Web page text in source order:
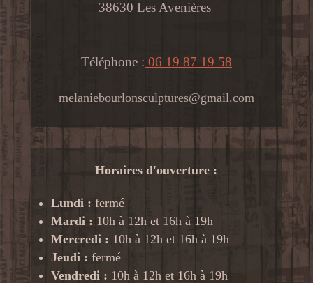
38630 Les Avenières
Téléphone : 06 19 87 19 58
melaniebourlonsculptures@gmail.com
Horaires d'ouverture :
Lundi : fermé
Mardi : 10h à 12h et 16h à 19h
Mercredi : 10h à 12h et 16h à 19h
Jeudi : fermé
Vendredi : 10h à 12h et 16h à 19h